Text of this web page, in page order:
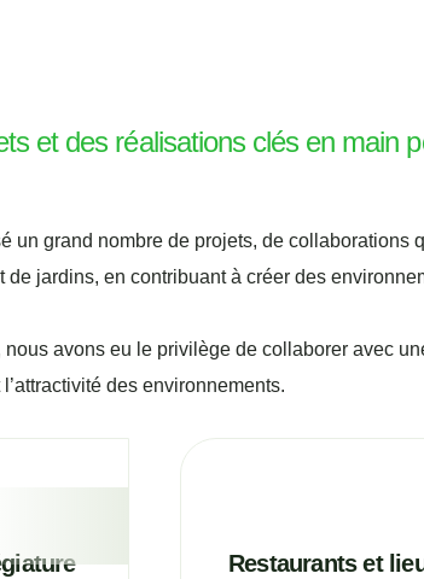
et des réalisations clés en main
un grand nombre de projets, de
de jardins, en contribuant à créer des
avons eu le privilège de collaborer avec
des environnements.
Restaurants et